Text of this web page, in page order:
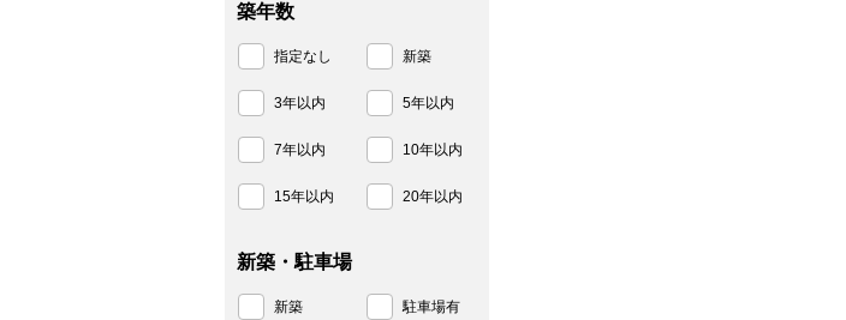
築年数
指定なし 新築
3年以内 5年以内
7年以内 10年以内
15年以内 20年以内
新築・駐車場
新築 駐車場有